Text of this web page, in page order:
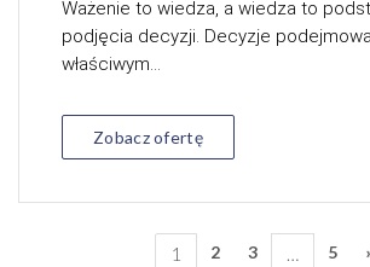
Ważenie to wiedza, a wiedza to
podjęcia decyzji. Decyzje
właściwym...
Zobacz ofertę
1 2 3 … 5